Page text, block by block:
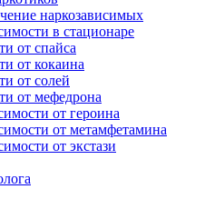
наркозависимых
в стационаре
от спайса
от кокаина
от солей
от мефедрона
от героина
от метамфетамина
от экстази